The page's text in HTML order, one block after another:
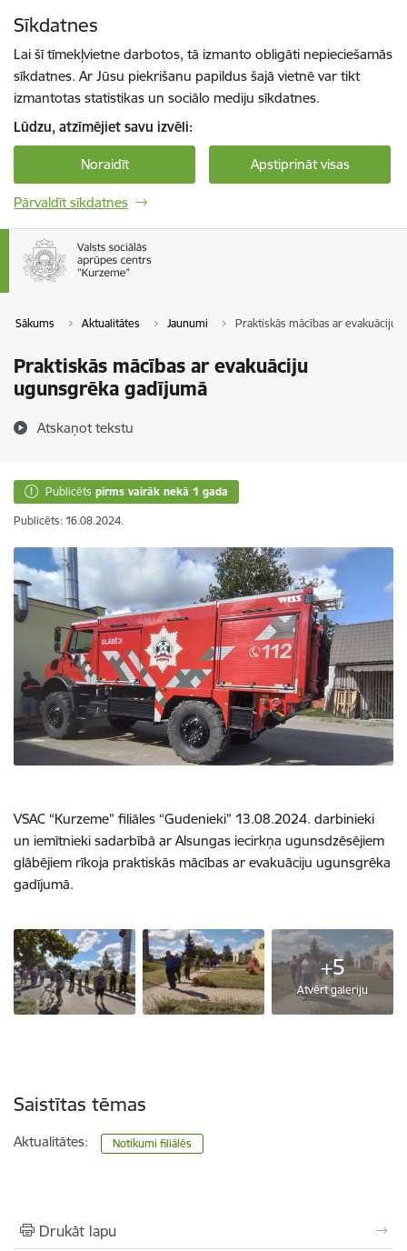
Sīkdatnes
Lai šī tīmekļvietne darbotos, tā izmanto obligāti nepieciešamās
sīkdatnes. Ar Jūsu piekrišanu papildus šajā vietnē var tikt
izmantotas statistikas un sociālo mediju sīkdatnes.
Lūdzu, atzīmējiet savu izvēli:
Noraidīt Apstiprināt visas
Pārvaldīt sīkdatnes
Sākums Aktualitātes Jaunumi Praktiskās mācības ar evakuāciju
Praktiskās mācības ar evakuāciju
ugunsgrēka gadījumā
Atskaņot tekstu
Publicēts pirms vairāk nekā 1 gada
Publicēts: 16.08.2024.
VSAC “Kurzeme” filiāles “Gudenieki” 13.08.2024. darbinieki
un iemītnieki sadarbībā ar Alsungas iecirkņa ugunsdzēsējiem
glābējiem rīkoja praktiskās mācības ar evakuāciju ugunsgrēka
gadījumā.
+5
Atvērt galeriju
Saistītas tēmas
Aktualitātes: Notikumi filiālēs
Drukāt lapu